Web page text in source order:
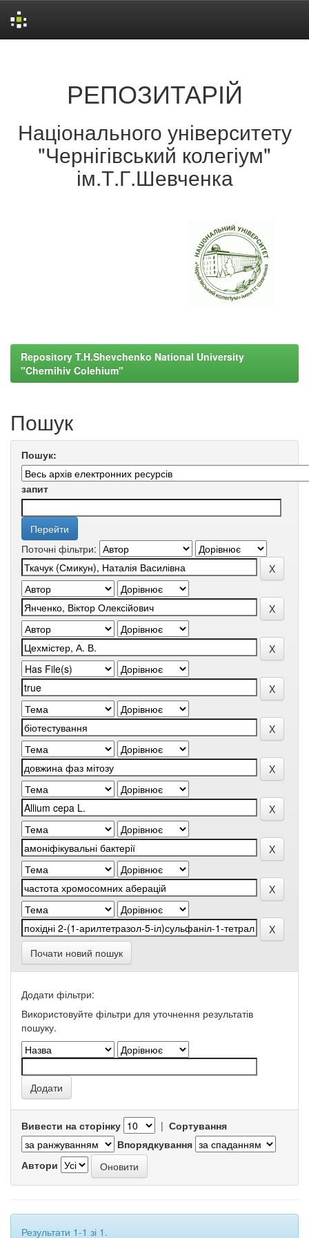
РЕПОЗИТАРІЙ
Національного університету
"Чернігівський колегіум"
ім.Т.Г.Шевченка
Repository T.H.Shevchenko National University
"Chernihiv Colehium"
Пошук
Пошук:
запит
Поточні фільтри:
Почати новий пошук
Додати фільтри:
Використовуйте фільтри для уточнення результатів
пошуку.
Вивести на сторінку | Сортування
Впорядкування
Автори
Результати 1-1 зі 1.